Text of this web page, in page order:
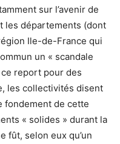
sur l’avenir de
les départements (dont
Ile-de-France qui
un « scandale
report pour des
les collectivités disent
fondement de cette
« solides » durant la
fût, selon eux qu’un